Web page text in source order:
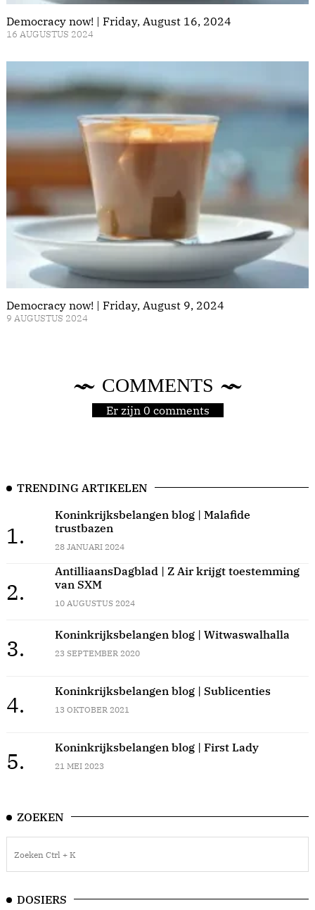
Democracy now! | Friday, August 16, 2024
16 AUGUSTUS 2024
Democracy now! | Friday, August 9, 2024
9 AUGUSTUS 2024
COMMENTS
Er zijn 0 comments
TRENDING ARTIKELEN
1.
Koninkrijksbelangen blog | Malafide
trustbazen
28 JANUARI 2024
2.
AntilliaansDagblad | Z Air krijgt toestemming
van SXM
10 AUGUSTUS 2024
3.
Koninkrijksbelangen blog | Witwaswalhalla
23 SEPTEMBER 2020
4.
Koninkrijksbelangen blog | Sublicenties
13 OKTOBER 2021
5.
Koninkrijksbelangen blog | First Lady
21 MEI 2023
ZOEKEN
DOSIERS